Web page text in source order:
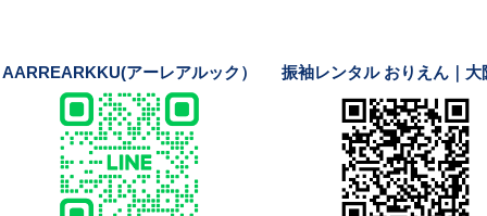
AARREARKKU(アーレアルック） 振袖レンタル おりえん｜大